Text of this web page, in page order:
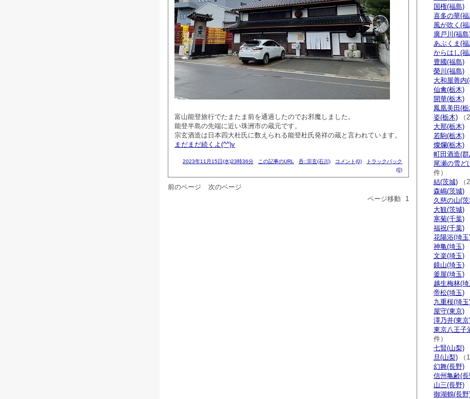
富山能登旅行でたまたま前を通過したのでお邪魔しました。
能登半島の先端に近い珠洲市の蔵元です。
宗玄酒造は日本四大杜氏に数えられる能登杜氏発祥の蔵と言われています。
まだまだ続くよ(^^)v
2023年11月15日(水)23時36分 この記事のURL 呑::宗玄(石川) コメント(0)
トラックバック
(0)
前のページ
次のページ
ページ移動
1
国権(福島)
喜多の華(
風が吹く(
廣戸川(福島
あぶくま(
からはし(
豊國(福島)
榮川(福島)
大和屋善内
仙禽(栃木)
開華(栃木)
鳳凰美田(
姿(栃木) （
大那(栃木)
若駒(栃木)
燦爛(栃木)
町田酒造(
尾瀬の雪ど
件）
結(茨城) （
森嶋(茨城)
久慈の山(
大観(茨城)
寒菊(千葉)
福祝(千葉)
花陽浴(埼玉
神亀(埼玉)
文楽(埼玉)
鏡山(埼玉)
釜屋(埼玉)
越生梅林(
帝松(埼玉)
九重桜(埼玉
屋守(東京)
澤乃井(東京
東京八王子
件）
七賢(山梨)
旦(山梨) （
幻舞(長野)
信州亀齢(
山三(長野)
御湖鶴(長野